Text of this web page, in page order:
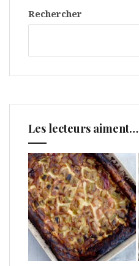
Rechercher
Les lecteurs aiment…